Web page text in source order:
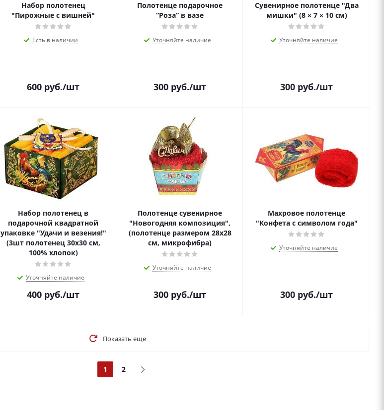
Набор полотенец
"Пирожные с вишней"
Есть в наличии
600 руб./шт
Полотенце подарочное
“Роза” в вазе
Уточняйте наличие
300 руб./шт
Сувенирное полотенце "Два
мишки" (8 × 7 × 10 см)
Уточняйте наличие
300 руб./шт
Набор полотенец в
подарочной квадратной
упаковке "Удачи и везения!"
(3шт полотенец 30х30 см,
100% хлопок)
Уточняйте наличие
400 руб./шт
Полотенце сувенирное
"Новогодняя композиция",
(полотенце размером 28х28
см, микрофибра)
Уточняйте наличие
300 руб./шт
Махровое полотенце
"Конфета с символом года"
Уточняйте наличие
300 руб./шт
Показать еще
1 2